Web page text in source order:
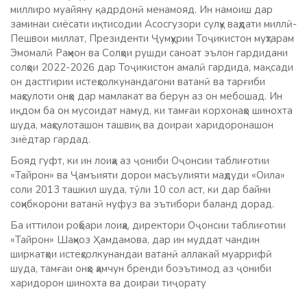
миллиро муайяну қадрдонӣ менамояд. Ин намоиш дар
заминаи сиёсати иқтисодии Асосгузори сулҳу ваҳдати миллӣ-
Пешвои миллат, Президенти Ҷумҳурии Тоҷикистон муҳтарам
Эмомалӣ Раҳмон ва Солҳои рушди саноат эълон гардидани
солҳои 2022-2026 дар Тоҷикистон амалӣ гардида, мақсади
он дастгирии истеҳсолкунандагони ватанӣ ва тарғиби
маҳсулоти онҳо дар мамлакат ва берун аз он мебошад. Ин
иқдом ба он мусоидат намуд, ки тамғаи корхонаҳо шинохта
шуда, маҳсулоташон ташвиқ ва доираи харидоронашон
зиёдтар гардад.
Бояд гуфт, ки ин лоиҳа аз ҷониби Оҷонсии таблиғотии
«Тайрон» ва Ҷамъияти дорои масъулияти маҳдуди «Оила»
соли 2013 ташкил шуда, тӯли 10 сол аст, ки дар байни
соҳибкорони ватанӣ нуфуз ва эътибори баланд дорад.
Ба иттилои роҳбари лоиҳа, директори Оҷонсии таблиғотии
«Тайрон» Шаҳноз Ҳамдамова, дар ин муддат чандин
ширкатҳои истеҳсолкунандаи ватанӣ аллакай муаррифӣ
шуда, тамғаи онҳо ҳамчун бренди боэътимод аз ҷониби
харидорон шинохта ва доираи тиҷорату